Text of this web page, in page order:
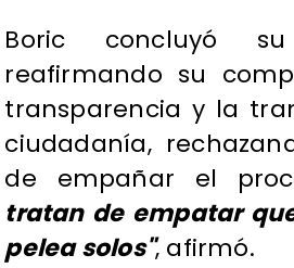
Boric concluyó su
reafirmando su
transparencia y la
ciudadanía,
de empañar el
tratan de empatar
pelea solos", afirmó.